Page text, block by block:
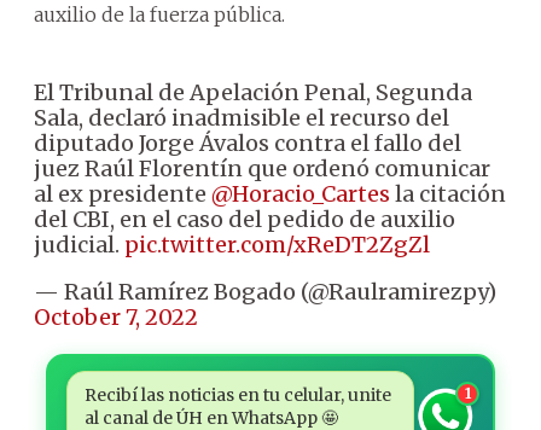
auxilio de la fuerza pública.
El Tribunal de Apelación Penal, Segunda
Sala, declaró inadmisible el recurso del
diputado Jorge Ávalos contra el fallo del
juez Raúl Florentín que ordenó comunicar
al ex presidente @Horacio_Cartes la citación
del CBI, en el caso del pedido de auxilio
judicial. pic.twitter.com/xReDT2ZgZl
— Raúl Ramírez Bogado (@Raulramirezpy)
October 7, 2022
Recibí las noticias en tu celular, unite
al canal de ÚH en WhatsApp 🤩
1